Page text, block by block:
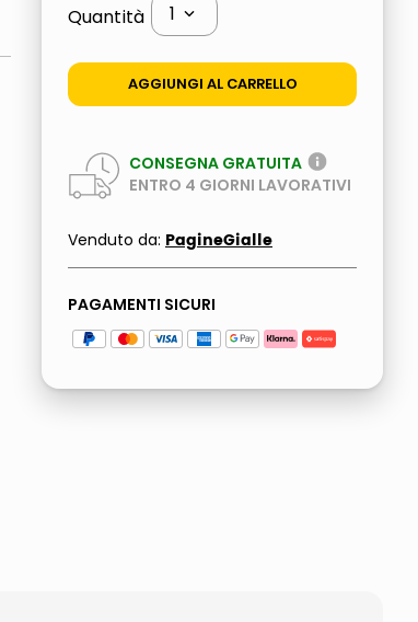
Quantità 1
AGGIUNGI AL CARRELLO
CONSEGNA GRATUITA
ENTRO 4 GIORNI LAVORATIVI
Venduto da: PagineGialle
PAGAMENTI SICURI